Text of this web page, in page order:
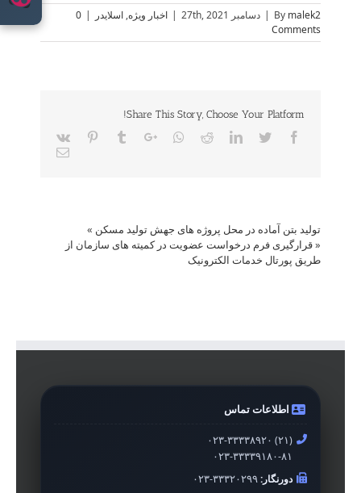
By malek2
| دسامبر 27th, 2021 | اخبار ویژه, اسلایدر |
0
Comments
Share This Story, Choose Your Platform!
Facebook
Twitter
LinkedIn
Reddit
Whatsapp
Google+
Tumblr
Pinterest
Vk
Email
تولید بتن آماده در محل پروژه های جهش تولید مسکن »
«قرارگیری فرم درخواست عضویت در کمیته های سازمان از
طریق پورتال خدمات الکترونیک
اطلاعات تماس
۰۲۳-۳۳۳۳۸۹۲۰ (۲۱)
۰۲۳-۳۳۳۳۹۱۸۰-۸۱
دورنگار:۰۲۳-۳۳۳۲۰۲۹۹